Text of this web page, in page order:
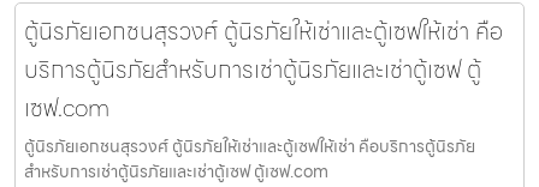
ตู้นิรภัยเอกชนสุรวงศ์ ตู้นิรภัยให้เช่าและตู้เซฟให้เช่า คือ
บริการตู้นิรภัยสำหรับการเช่าตู้นิรภัยและเช่าตู้เซฟ ตู้
เซฟ.com
ตู้นิรภัยเอกชนสุรวงศ์ ตู้นิรภัยให้เช่าและตู้เซฟให้เช่า คือบริการตู้นิรภัย
สำหรับการเช่าตู้นิรภัยและเช่าตู้เซฟ ตู้เซฟ.com